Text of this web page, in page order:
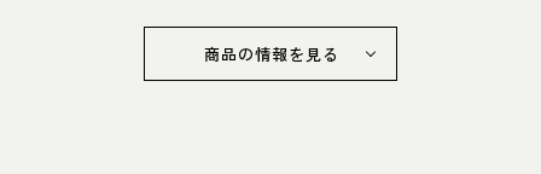
土・日・祝 11：00～19：00
商品の情報を見る